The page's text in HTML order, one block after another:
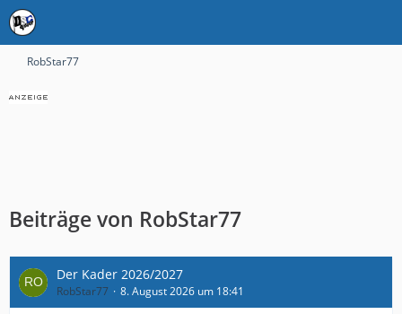
RobStar77
Beiträge von RobStar77
Der Kader 2026/2027
RobStar77 8. August 2026 um 18:41